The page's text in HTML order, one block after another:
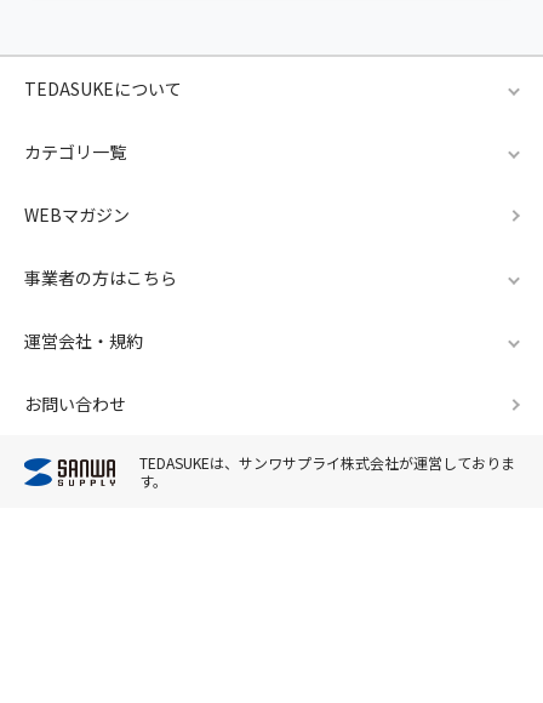
TEDASUKEについて
カテゴリ一覧
WEBマガジン
事業者の方はこちら
運営会社・規約
お問い合わせ
TEDASUKEは、サンワサプライ株式会社が運営しておりま
す。